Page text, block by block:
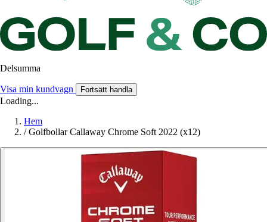
Delsumma
Visa min kundvagn Fortsätt handla
Loading...
Hem
/ Golfbollar Callaway Chrome Soft 2022 (x12)